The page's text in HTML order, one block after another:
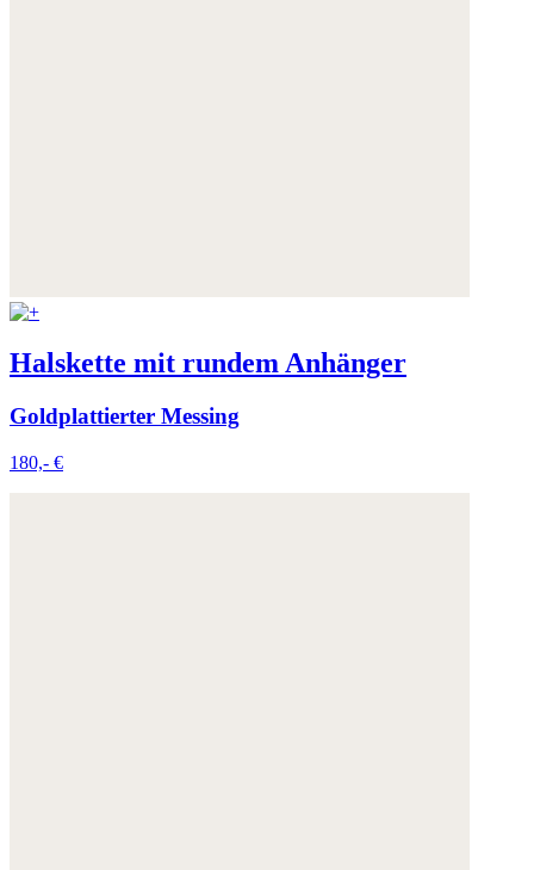
Halskette mit rundem Anhänger
Goldplattierter Messing
180,- €